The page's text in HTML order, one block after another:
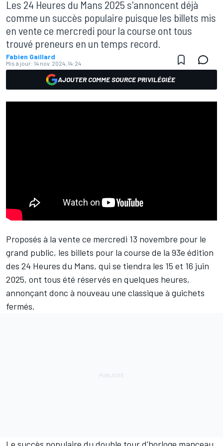
Les 24 Heures du Mans 2025 s'annoncent déjà
comme un succès populaire puisque les billets mis
en vente ce mercredi pour la course ont tous
trouvé preneurs en un temps record.
Fabien Gaillard
Mis à jour: 14 nov. 2024, 14:24
AJOUTER COMME SOURCE PRIVILÉGIÉE
Proposés à la vente ce mercredi 13 novembre pour le
grand public, les billets pour la course de la 93e édition
des 24 Heures du Mans, qui se tiendra les 15 et 16 juin
2025, ont tous été réservés en quelques heures,
annonçant donc à nouveau une classique à guichets
fermés.
Le succès populaire du double tour d'horloge manceau,